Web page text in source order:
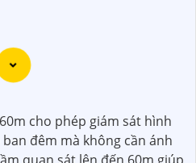
tôi về Camera Dahua
2:Để Hoàn toàn tin cậy mua
nên mua từ các cửa hàng
cho phép giám sát hình
đêm mà không cần ánh